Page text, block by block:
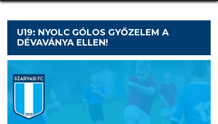
U19: NYOLC GÓLOS GYŐZELEM A
DÉVAVÁNYA ELLEN!